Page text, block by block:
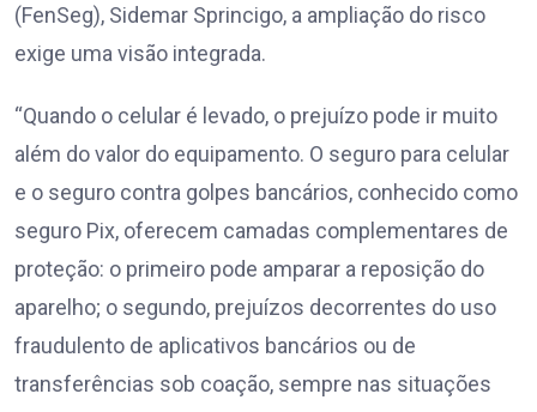
(FenSeg), Sidemar Sprincigo, a ampliação do risco
exige uma visão integrada.
“Quando o celular é levado, o prejuízo pode ir muito
além do valor do equipamento. O seguro para celular
e o seguro contra golpes bancários, conhecido como
seguro Pix, oferecem camadas complementares de
proteção: o primeiro pode amparar a reposição do
aparelho; o segundo, prejuízos decorrentes do uso
fraudulento de aplicativos bancários ou de
transferências sob coação, sempre nas situações